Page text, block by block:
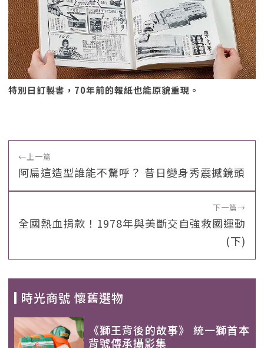
特別日訂製書，70年前的報紙也能原貌重現。
←上一篇
阿扁這造型誰能不驚呼？ 昔日變身秀震撼鏡頭
下一篇→
全國熱血捐款！1978年與美斷交自強救國運動
(下)
時光商號 懷舊選物
《獅王背後的故事》 統一獅首本
背號傳承攝影集